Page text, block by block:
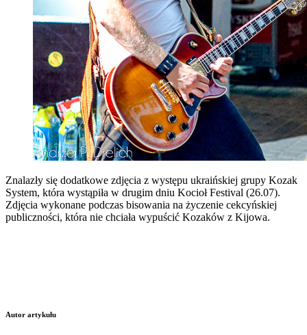
Znalazły się dodatkowe zdjęcia z występu ukraińskiej grupy Kozak
System, która wystąpiła w drugim dniu Kocioł Festival (26.07).
Zdjęcia wykonane podczas bisowania na życzenie cekcyńskiej
publiczności, która nie chciała wypuścić Kozaków z Kijowa.
Autor artykułu